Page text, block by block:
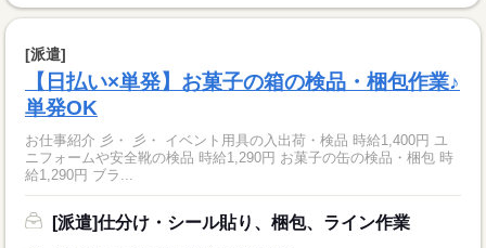
[派遣]
【日払い×単発】お菓子の箱の検品・梱包作業♪
単発OK
お仕事紹介 彡・ 彡・ イベント用具の入出荷・検品 時給1,400円 ユ
ニフォームや安全靴の検品 時給1,290円 お菓子の缶の検品・梱包 時
給1,290円 ブラ...
[派遣]仕分け・シール貼り、梱包、ライン作業